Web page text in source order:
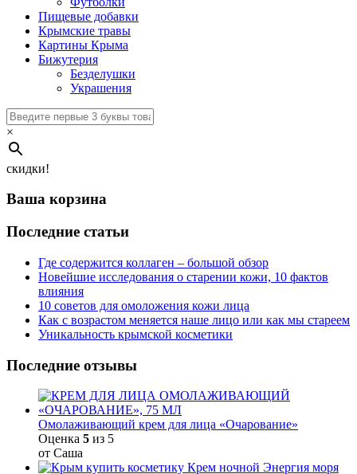
Пищевые добавки
Крымские травы
Картины Крыма
Бижутерия
Безделушки
Украшения
×
скидки!
Ваша корзина
Последние статьи
Где содержится коллаген – большой обзор
Новейшие исследования о старении кожи, 10 фактов
влияния
10 советов для омоложения кожи лица
Как с возрастом меняется наше лицо или как мы стареем
Уникальность крымской косметики
Последние отзывы
Омолаживающий крем для лица «Очарование»
Оценка 5 из 5
от Саша